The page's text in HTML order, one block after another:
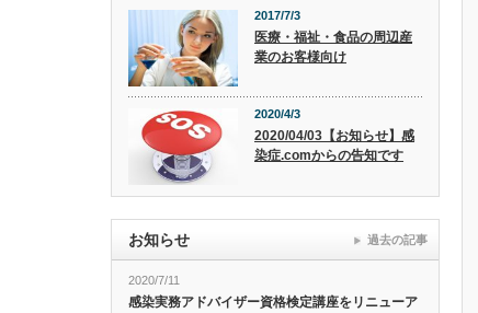
2017/7/3
医療・福祉・食品の周辺産
業のお客様向け
2020/4/3
2020/04/03【お知らせ】感
染症.comからの告知です
お知らせ
2020/7/11
感染実務アドバイザー資格検定講座をリニューア
過去の記事